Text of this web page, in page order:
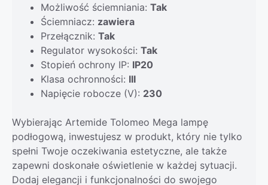
Możliwość ściemniania: Tak
Ściemniacz: zawiera
Przełącznik: Tak
Regulator wysokości: Tak
Stopień ochrony IP: IP20
Klasa ochronności: III
Napięcie robocze (V): 230
Wybierając Artemide Tolomeo Mega lampę
podłogową, inwestujesz w produkt, który nie tylko
spełni Twoje oczekiwania estetyczne, ale także
zapewni doskonałe oświetlenie w każdej sytuacji.
Dodaj elegancji i funkcjonalności do swojego